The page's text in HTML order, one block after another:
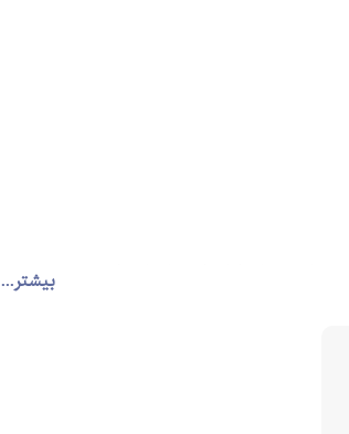
بیشتر...و کلیدهای کامپکت ال اس کره جنوبی